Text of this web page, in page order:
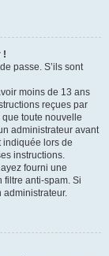
!
passe. S’ils sont
moins de 13 ans
reçues par
toute nouvelle
administrateur avant
indiquée lors de
instructions.
fourni une
filtre anti-spam. Si
administrateur.